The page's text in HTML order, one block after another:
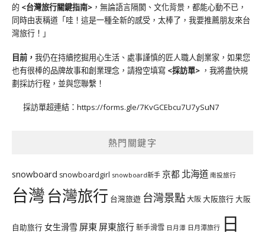
的 <台灣旅行關鍵指南> ，無論語言隔閡、文化背景，都能心動不已，
同時由衷稱道「哇！這是一種全新的感受，太棒了，我要推薦朋友來台
灣旅行！」
目前， 我仍在持續挖掘用心生活、處事謹慎的匠人職人創業家，如果您
也有很棒的品牌故事和創業理念，請撥空填寫 <採訪單> ，我將盡快規
劃採訪行程，並與您聯繫！
採訪單超連結： https://forms.gle/7KvGCEbcu7U7ySuN7
熱門關鍵字
snowboard snowboardgirl snowboard新手 京都 北海道 南投旅行
台灣台灣旅行 台灣旅遊 台灣景點大阪大阪旅行大阪
自助旅行 女生滑雪 屏東 屏東旅行新手滑雪 日月潭 日月潭旅行 日